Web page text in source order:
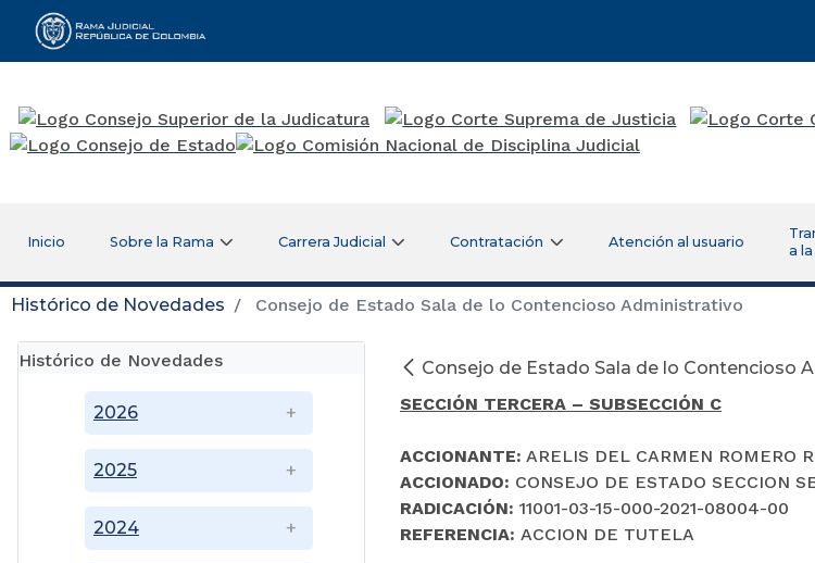
Rama Judicial
Inicio Sobre la Rama Carrera Judicial Contratación Atención al usuario
a
Histórico de Novedades Consejo de Estado Sala de lo Contencioso Administrativo
Histórico de Novedades
2024
2025
2026
Consejo de Estado Sala de lo Contencioso
SECCIÓN TERCERA – SUBSECCIÓN C
ACCIONANTE: ARELIS DEL CARMEN ROMERO
ACCIONADO: CONSEJO DE ESTADO SECCION
RADICACIÓN: 11001-03-15-000-2021-08004-00
REFERENCIA: ACCION DE TUTELA